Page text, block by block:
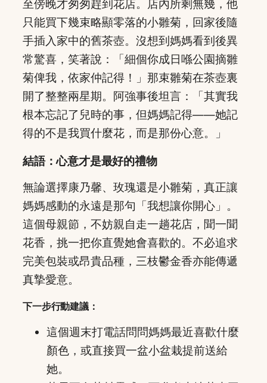
至傍晚才匆匆趕到花店。店內所剩無幾，他
只能買下幾束略顯零落的小雛菊，回家後隨
手插入家中的舊茶壺。沒想到媽媽看到後異
常驚喜，笑著說：「細個你成日喺公園摘雛
菊俾我，依家仲記得！」那束雛菊在茶壺裏
開了整整兩星期。阿強事後坦言：「其實我
根本忘記了兒時的事，但媽媽記得——她記
得的不是我買什麼花，而是那份心意。」
結語：心意才是最好的禮物
無論選擇康乃馨、玫瑰還是小雛菊，真正讓
媽媽感動的永遠是那句「我想讓你開心」。
這個母親節，不妨親自走一趟花店，聞一聞
花香，挑一把你直覺她會喜歡的。不必追求
完美包裝或昂貴品種，三枝鬱金香亦能傳遞
真摯愛意。
下一步行動建議：
這個週末打電話問問媽媽最近喜歡什麼
顏色，或直接買一盆小盆栽提前送給
她。